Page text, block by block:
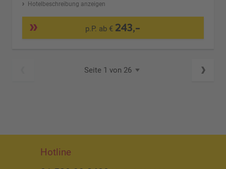
Hotelbeschreibung anzeigen
p.P. ab € 243,-
Seite 1 von 26
Hotline